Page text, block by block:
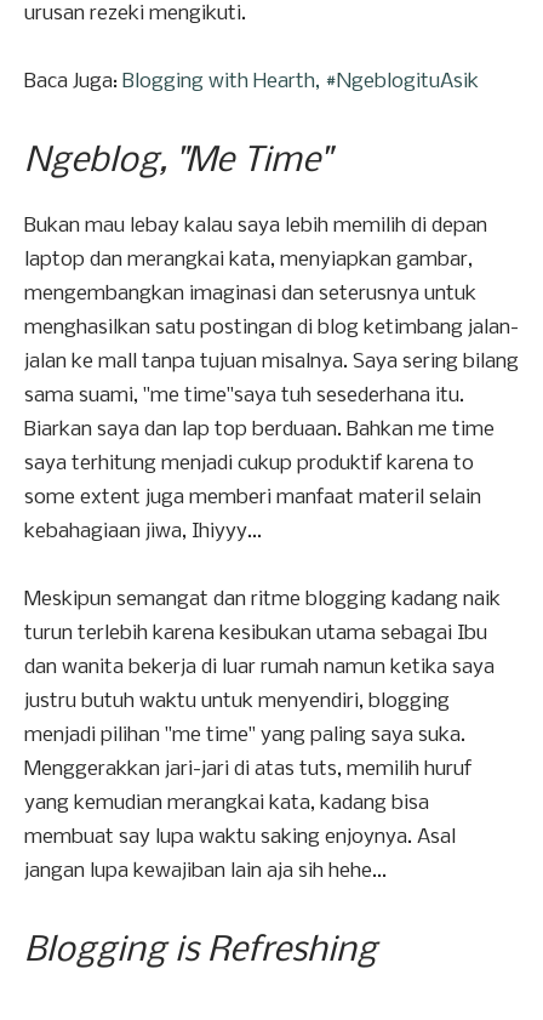
urusan rezeki mengikuti.
Baca Juga: Blogging with Hearth, #NgeblogituAsik
Ngeblog, "Me Time"
Bukan mau lebay kalau saya lebih memilih di depan
laptop dan merangkai kata, menyiapkan gambar,
mengembangkan imaginasi dan seterusnya untuk
menghasilkan satu postingan di blog ketimbang jalan-
jalan ke mall tanpa tujuan misalnya. Saya sering bilang
sama suami, "me time"saya tuh sesederhana itu.
Biarkan saya dan lap top berduaan. Bahkan me time
saya terhitung menjadi cukup produktif karena to
some extent juga memberi manfaat materil selain
kebahagiaan jiwa, Ihiyyy...
Meskipun semangat dan ritme blogging kadang naik
turun terlebih karena kesibukan utama sebagai Ibu
dan wanita bekerja di luar rumah namun ketika saya
justru butuh waktu untuk menyendiri, blogging
menjadi pilihan "me time" yang paling saya suka.
Menggerakkan jari-jari di atas tuts, memilih huruf
yang kemudian merangkai kata, kadang bisa
membuat say lupa waktu saking enjoynya. Asal
jangan lupa kewajiban lain aja sih hehe...
Blogging is Refreshing